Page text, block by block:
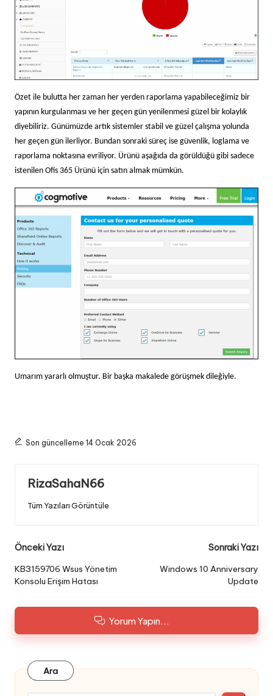
Özet ile bulutta her zaman her yerden raporlama yapabileceğimiz bir
yapının kurgulanması ve her geçen gün yenilenmesi güzel bir kolaylık
diyebiliriz. Günümüzde artık sistemler stabil ve güzel çalışma yolunda
her geçen gün ilerliyor. Bundan sonraki süreç ise güvenlik, loglama ve
raporlama noktasına evriliyor. Ürünü aşağıda da görüldüğü gibi sadece
istenilen Ofis 365 Ürünü için satın almak mümkün.
Umarım yararlı olmuştur. Bir başka makalede görüşmek dileğiyle.
Son güncelleme 14 Ocak 2026
RizaSahaN66
Tüm Yazıları Görüntüle
Post
navigation
Önceki Yazı
KB3159706 Wsus Yönetim
Konsolu Erişim Hatası
Sonraki Yazı
Windows 10 Anniversary
Update
Yorum Yapın...
Ara